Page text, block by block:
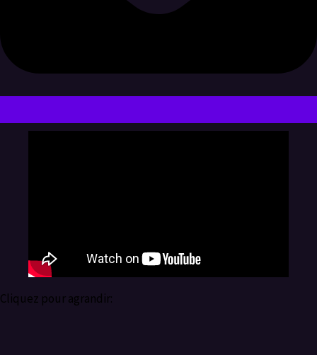
Cliquez pour agrandir: